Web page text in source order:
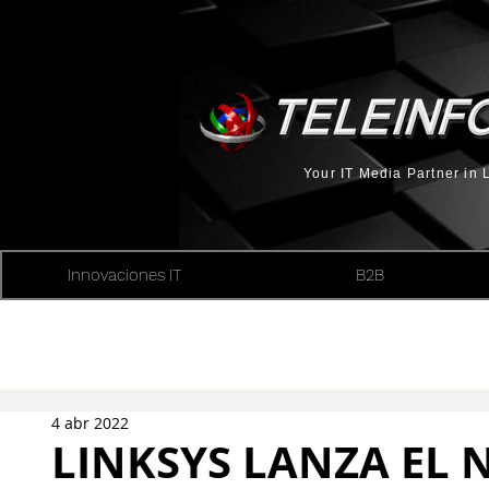
Your IT Media Partner in
Innovaciones IT B2B
LINKSYS LANZA EL
4 abr 2022